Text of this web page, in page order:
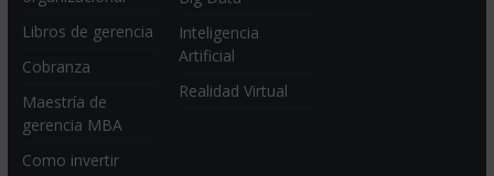
Libros de gerencia
Cobranza
Maestría de
gerencia MBA
Como invertir
Inteligencia
Artificial
Realidad Virtual